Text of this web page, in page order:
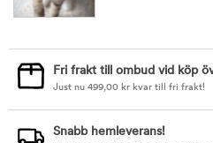
Fri frakt till ombud vid köp
Just nu 499,00 kr kvar till fri frakt!
Snabb hemleverans!